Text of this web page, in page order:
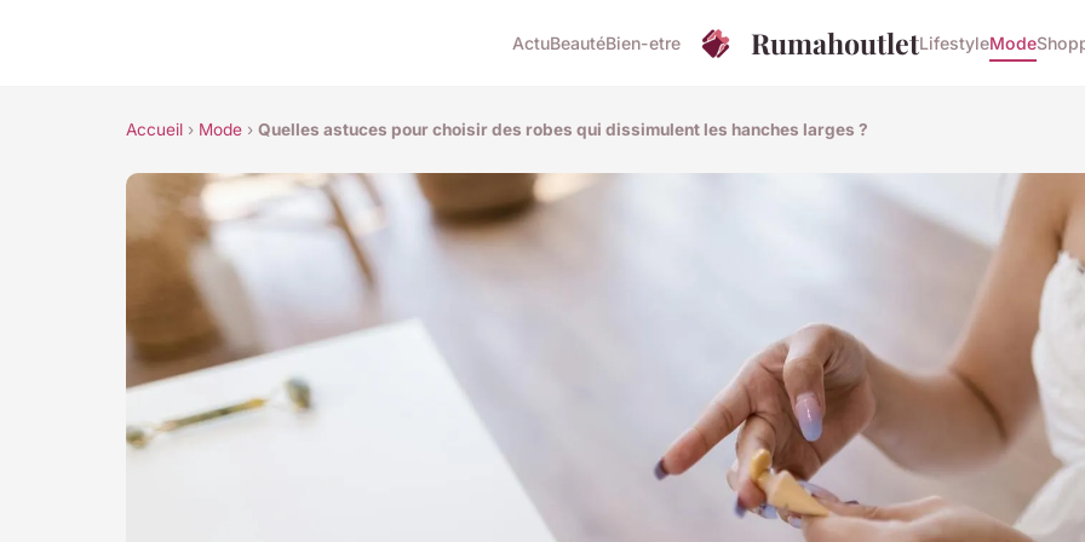
ActuBeautéBien-etre RumahoutletLifestyleMode
Accueil › Mode › Quelles astuces pour choisir des robes qui dissimulent les hanches larges ?